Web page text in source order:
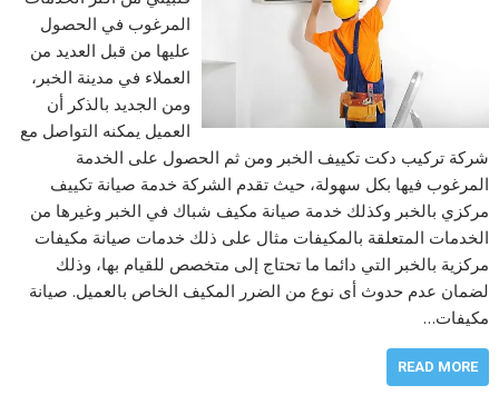
المرغوب في الحصول
عليها من قبل العديد من
العملاء في مدينة الخبر،
ومن الجديد بالذكر أن
العميل يمكنه التواصل مع
شركة تركيب دكت تكييف الخبر ومن ثم الحصول على الخدمة
المرغوب فيها بكل سهولة، حيث تقدم الشركة خدمة صيانة تكييف
مركزي بالخبر وكذلك خدمة صيانة مكيف شباك في الخبر وغيرها من
الخدمات المتعلقة بالمكيفات مثال على ذلك خدمات صيانة مكيفات
مركزية بالخبر التي دائما ما تحتاج إلى متخصص للقيام بها، وذلك
لضمان عدم حدوث أى نوع من الضرر المكيف الخاص بالعميل. صيانة
مكيفات…
READ MORE